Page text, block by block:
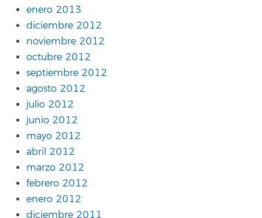
enero 2013
diciembre 2012
noviembre 2012
octubre 2012
septiembre 2012
agosto 2012
julio 2012
junio 2012
mayo 2012
abril 2012
marzo 2012
febrero 2012
enero 2012
diciembre 2011